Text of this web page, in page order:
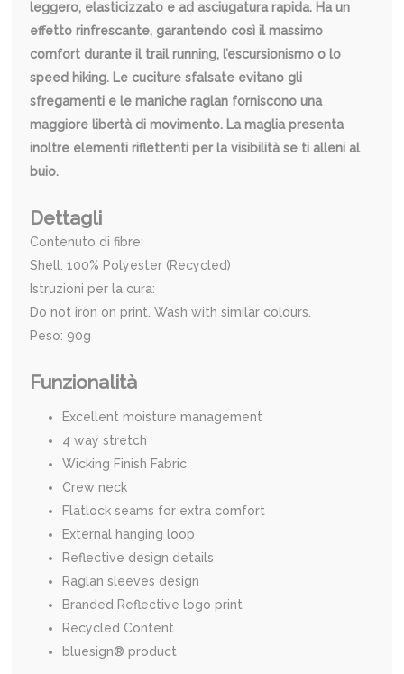
leggero, elasticizzato e ad asciugatura rapida. Ha un
effetto rinfrescante, garantendo così il massimo
comfort durante il trail running, l’escursionismo o lo
speed hiking. Le cuciture sfalsate evitano gli
sfregamenti e le maniche raglan forniscono una
maggiore libertà di movimento. La maglia presenta
inoltre elementi riflettenti per la visibilità se ti alleni al
buio.
Dettagli
Contenuto di fibre:
Shell: 100% Polyester (Recycled)
Istruzioni per la cura:
Do not iron on print. Wash with similar colours.
Peso: 90g
Funzionalità
Excellent moisture management
4 way stretch
Wicking Finish Fabric
Crew neck
Flatlock seams for extra comfort
External hanging loop
Reflective design details
Raglan sleeves design
Branded Reflective logo print
Recycled Content
bluesign® product